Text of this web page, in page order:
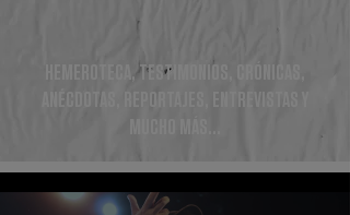
HEMEROTECA, TESTIMONIOS, CRÓNICAS,
ANÉCDOTAS, REPORTAJES, ENTREVISTAS Y